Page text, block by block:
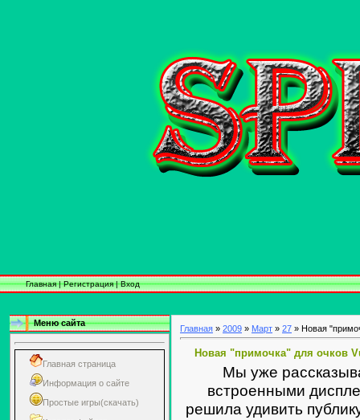
Главная|Регистрация|Вход
Меню сайта
Главная страница
Информация о сайте
Простые игры(скачать)
Главная » 2009 » Март » 27 » Новая
Новая "примочка" для очков
Мы уже
встроенными
решила удивить